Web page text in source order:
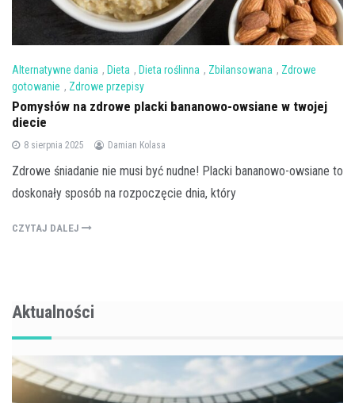
Alternatywne dania , Dieta , Dieta roślinna , Zbilansowana , Zdrowe
gotowanie , Zdrowe przepisy
Pomysłów na zdrowe placki bananowo-owsiane w twojej
diecie
8 sierpnia 2025 Damian Kolasa
Zdrowe śniadanie nie musi być nudne! Placki bananowo-owsiane to
doskonały sposób na rozpoczęcie dnia, który
CZYTAJ DALEJ
Aktualności